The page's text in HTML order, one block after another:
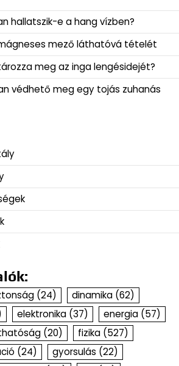
hallatszik-e a hang vízben?
mező láthatóvá tételét
meg az inga lengésidejét?
védhető meg egy tojás zuhanás
(24) dinamika (62)
elektronika (37) energia (57)
(20) fizika (527)
(24) gyorsulás (22)